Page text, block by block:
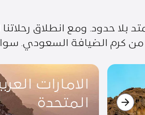
حدود. ومع انطلاق
من كرم الضيافة السعودي.
الامارات العربية المتحدة
الامارات
المتحدة